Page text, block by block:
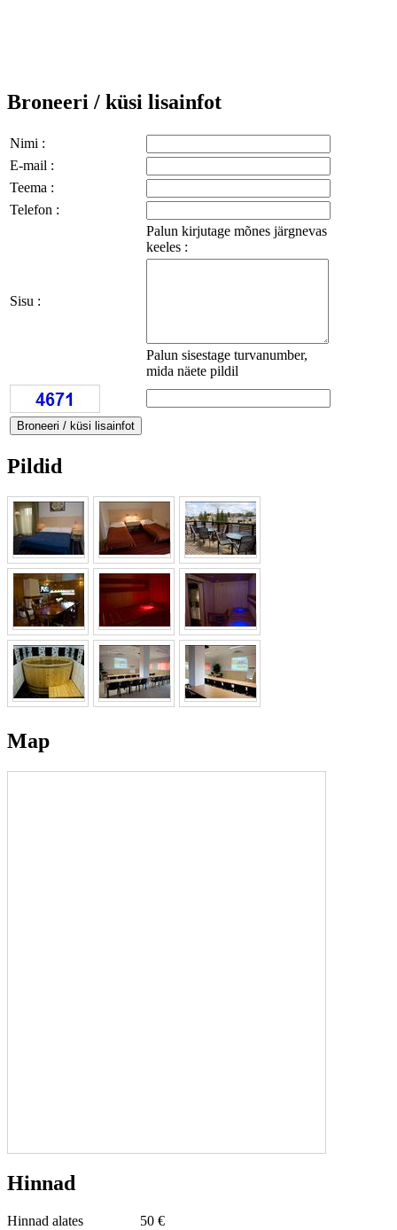
Broneeri / küsi lisainfot
Nimi :
E-mail :
Teema :
Telefon :
Palun kirjutage mõnes järgnevas
keeles :
Sisu :
Palun sisestage turvanumber,
mida näete pildil
Pildid
Map
Hinnad
Hinnad alates
50 €